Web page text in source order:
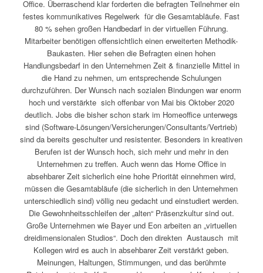
Office. Überraschend klar forderten die befragten Teilnehmer ein
festes kommunikatives Regelwerk für die Gesamtabläufe. Fast
80 % sehen großen Handbedarf in der virtuellen Führung.
Mitarbeiter benötigen offensichtlich einen erweiterten Methodik-
Baukasten. Hier sehen die Befragten einen hohen
Handlungsbedarf in den Unternehmen Zeit & finanzielle Mittel in
die Hand zu nehmen, um entsprechende Schulungen
durchzuführen. Der Wunsch nach sozialen Bindungen war enorm
hoch und verstärkte sich offenbar von Mai bis Oktober 2020
deutlich. Jobs die bisher schon stark im Homeoffice unterwegs
sind (Software-Lösungen/Versicherungen/Consultants/Vertrieb)
sind da bereits geschulter und resistenter. Besonders in kreativen
Berufen ist der Wunsch hoch, sich mehr und mehr in den
Unternehmen zu treffen. Auch wenn das Home Office in
absehbarer Zeit sicherlich eine hohe Priorität einnehmen wird,
müssen die Gesamtabläufe (die sicherlich in den Unternehmen
unterschiedlich sind) völlig neu gedacht und einstudiert werden.
Die Gewohnheitsschleifen der „alten“ Präsenzkultur sind out.
Große Unternehmen wie Bayer und Eon arbeiten an „virtuellen
dreidimensionalen Studios“. Doch den direkten Austausch mit
Kollegen wird es auch in absehbarer Zeit verstärkt geben.
Meinungen, Haltungen, Stimmungen, und das berühmte